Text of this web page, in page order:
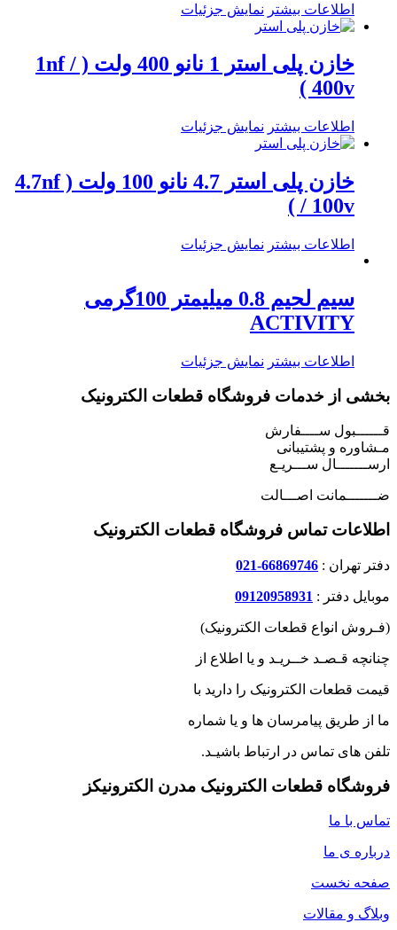
اطلاعات بیشتر نمایش جزئیات
خازن پلی استر 1 نانو 400 ولت ( 1nf /
400v )
اطلاعات بیشتر نمایش جزئیات
خازن پلی استر 4.7 نانو 100 ولت ( 4.7nf
/ 100v )
اطلاعات بیشتر نمایش جزئیات
سیم لحیم 0.8 میلیمتر 100گرمی
ACTIVITY
اطلاعات بیشتر نمایش جزئیات
بخشی از خدمات فروشگاه قطعات الکترونیک
قــــــبول ســــفارش
مـشاوره و پشتیبانی
ارســـــــال ســـریـع
ضـــــــمانت اصـــالت
اطلاعات تماس فروشگاه قطعات الکترونیک
دفتر تهران : 66869746-021
موبایل دفتر : 09120958931
(فـروش انواع قطعات الکترونیک)
چنانچه قـصـد خــریـد و یا اطلاع از
قیمت قطعات الکترونیک را دارید با
ما از طریق پیامرسان ها و یا شماره
تلفن های تماس در ارتباط باشیـد.
فروشگاه قطعات الکترونیک مدرن الکترونیکز
تماس با ما
درباره ی ما
صفحه نخست
وبلاگ و مقالات